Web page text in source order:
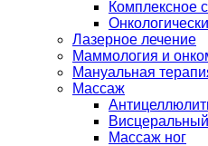
Комплексное
Лазерное лечение
Маммология и
Мануальная
Массаж
Массаж ног